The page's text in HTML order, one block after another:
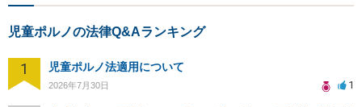
児童ポルノの法律Q&Aランキング
1 児童ポルノ法適用について
2026年7月30日 1